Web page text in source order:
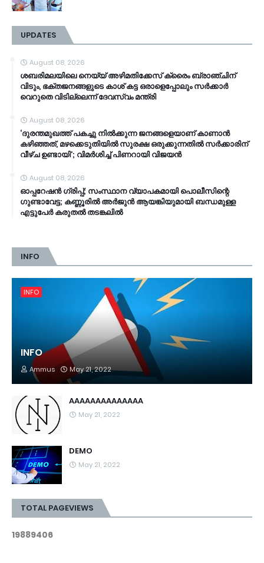
UPDATES
August 08, 2026
ശബരിമലയിലെ നെയ്യ് അഴിമതിക്കേസ് ക്രൈം ബ്രാഞ്ചിന്
വിടും, ഭക്തജനങ്ങളുടെ കാശ് കട്ട ഒരാളെപ്പോലും സർക്കാർ
വെറുതെ വിടില്ലെന്ന് ദേവസ്വം മന്ത്രി
August 08, 2026
‘ദുരന്തമുഖത്ത് പകച്ചു നിൽക്കുന്ന ജനങ്ങളെയാണ് കാണാൻ
കഴിഞ്ഞത്, മഴക്കെടുതിയിൽ സുരക്ഷ ഒരുക്കുന്നതിൽ സർക്കാരിന്
വീഴ്ച ഉണ്ടായി’; വിമർശിച്ച് പിണറായി വിജയൻ
August 08, 2026
ഓപ്പറേഷൻ ​ഗ്രിപ്പ്; സംസ്ഥാന വ്യാപകമായി പൊലീസിന്റെ ​
ഗുണ്ടാവേട്ട; കണ്ണൂരിൽ അർജുൻ ആയങ്കിയുമായി ബന്ധമുള്ള
എട്ടുപേർ കരുതൽ തടങ്കലിൽ
INFO
INFO
INFO
Ammus May 21, 2022
AAAAAAAAAAAAAA
May 21, 2022
DEMO
May 21, 2022
TOTAL PAGEVIEWS
19889406